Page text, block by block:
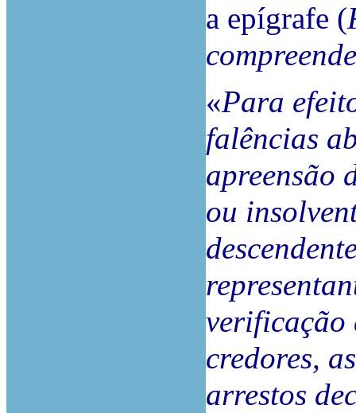
a epígrafe (
«Para
falências
apreensão
ou
verificação
credores,
arrestos